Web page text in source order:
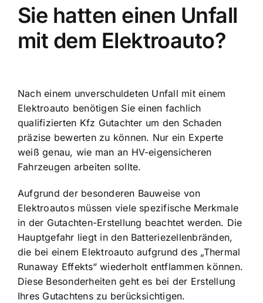
Sie hatten einen Unfall
mit dem Elektroauto?
Nach einem unverschuldeten Unfall mit einem
Elektroauto benötigen Sie einen fachlich
qualifizierten Kfz Gutachter um den Schaden
präzise bewerten zu können. Nur ein Experte
weiß genau, wie man an HV-eigensicheren
Fahrzeugen arbeiten sollte.
Aufgrund der besonderen Bauweise von
Elektroautos müssen viele spezifische Merkmale
in der Gutachten-Erstellung beachtet werden. Die
Hauptgefahr liegt in den Batteriezellenbränden,
die bei einem Elektroauto aufgrund des „Thermal
Runaway Effekts“ wiederholt entflammen können.
Diese Besonderheiten geht es bei der Erstellung
Ihres Gutachtens zu berücksichtigen.